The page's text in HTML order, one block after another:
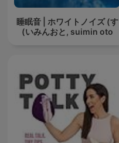
睡眠音 | ホワイトノイズ (す
いみんおと, suimin oto)